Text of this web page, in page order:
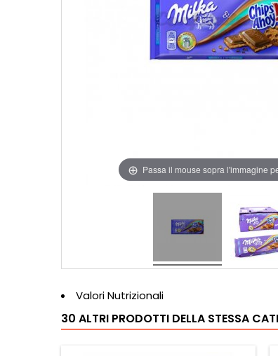
Passa il mouse sopra l'immagine
Valori Nutrizionali
30 ALTRI PRODOTTI DELLA STESSA